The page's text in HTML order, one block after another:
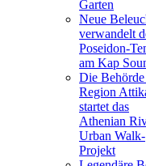
Garten
Neue
verwandelt
Poseidon-
am Kap
Die
Region
startet das
Athenian
Urban Walk-
Projekt